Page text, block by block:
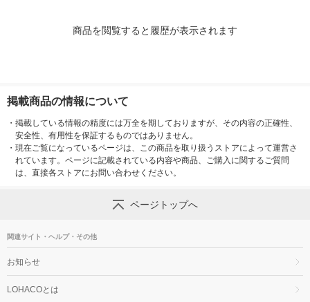
商品を閲覧すると履歴が表示されます
掲載商品の情報について
・ 掲載している情報の精度には万全を期しておりますが、その内容の正確性、
安全性、有用性を保証するものではありません。
・ 現在ご覧になっているページは、この商品を取り扱うストアによって運営さ
れています。ページに記載されている内容や商品、ご購入に関するご質問
は、直接各ストアにお問い合わせください。
ページトップへ
関連サイト・ヘルプ・その他
お知らせ
LOHACOとは